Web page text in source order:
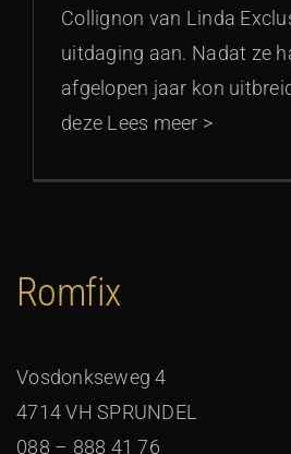
Collignon van Linda
uitdaging aan. Nadat ze
afgelopen jaar kon
deze Lees meer >
Romfix
Vosdonkseweg 4
4714 VH SPRUNDEL
088 – 888 41 76